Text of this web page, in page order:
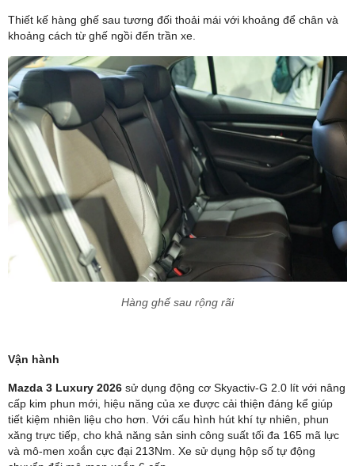
Thiết kế hàng ghế sau tương đối thoải mái với khoảng để chân và
khoảng cách từ ghế ngồi đến trần xe.
Hàng ghế sau rộng rãi
Vận hành
Mazda 3 Luxury 2026 sử dụng động cơ Skyactiv-G 2.0 lít với nâng
cấp kim phun mới, hiệu năng của xe được cải thiện đáng kể giúp
tiết kiệm nhiên liệu cho hơn. Với cấu hình hút khí tự nhiên, phun
xăng trực tiếp, cho khả năng sản sinh công suất tối đa 165 mã lực
và mô-men xoắn cực đại 213Nm. Xe sử dụng hộp số tự động